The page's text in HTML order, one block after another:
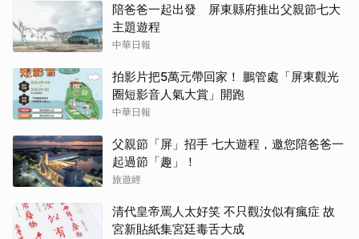
陪爸爸一起出發 屏東縣府推出父親節七大
主題遊程
中華日報
拍影片把5萬元帶回家！ 鵬管處「屏東觀光
圈短影音人氣大賞」開跑
中華日報
父親節「屏」招手 七大遊程，邀您陪爸爸一
起過節「趣」！
旅遊經
清代皇帝罵人太好笑 不只觀汝似有瘋症 故
宮新貼紙集宮廷毒舌大成